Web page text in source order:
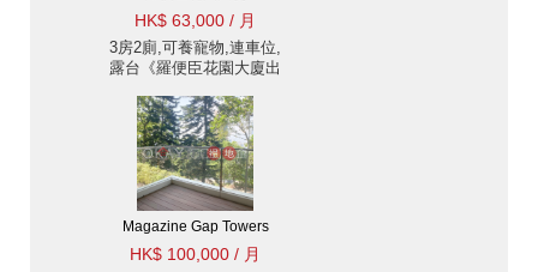
HK$ 63,000 / 月
3房2廁,可養寵物,連車位,
露台《羅便臣花園大廈出
Magazine Gap Towers
HK$ 100,000 / 月